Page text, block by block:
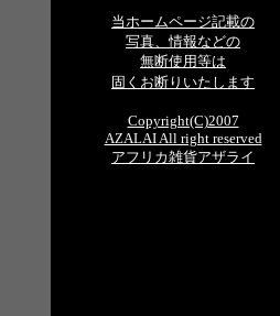
当ホームページ記載の
写真、情報などの
無断使用等は
固くお断りいたします
Copyright(C)2007
AZALAI All right reserved
アフリカ雑貨アザライ